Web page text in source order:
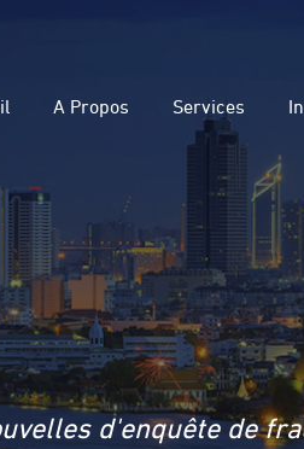
A Propos Services
d'enquête de